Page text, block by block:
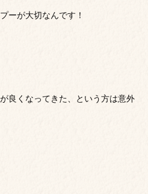
ーが大切なんです！
良くなってきた、という方は意外